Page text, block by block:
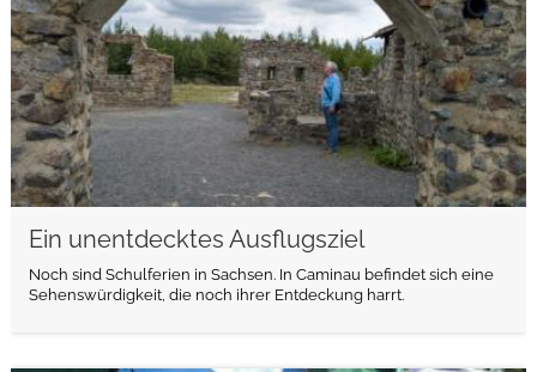
Ein unentdecktes Ausflugsziel
Noch sind Schulferien in Sachsen. In Caminau befindet sich eine
Sehenswürdigkeit, die noch ihrer Entdeckung harrt.